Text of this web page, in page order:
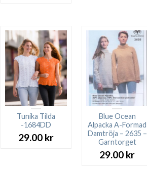
119.00 kr. 79.00 kr.
Tunika Tilda
-1684DD
29.00 kr
Blue Ocean
Alpacka A-Formad
Damtröja – 2635 –
Garntorget
29.00 kr